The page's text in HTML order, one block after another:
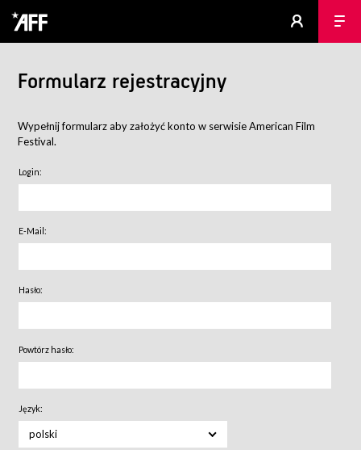
Formularz rejestracyjny
Wypełnij formularz aby założyć konto w serwisie American Film
Festival.
Login:
E-Mail:
Hasło:
Powtórz hasło:
Język:
polski